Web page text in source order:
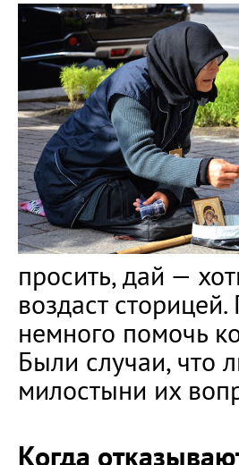
просить, дай —
воздаст
немного помочь
Были случаи, что
милостыни их
Когда